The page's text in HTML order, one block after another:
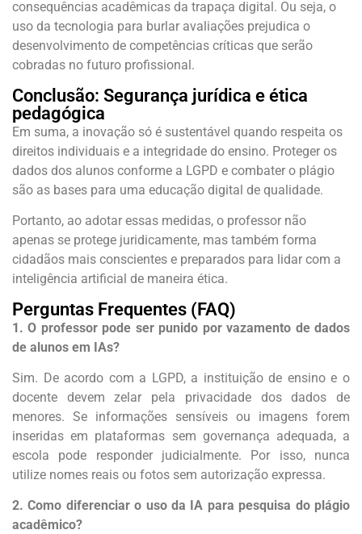
consequências acadêmicas da trapaça digital. Ou seja, o
uso da tecnologia para burlar avaliações prejudica o
desenvolvimento de competências críticas que serão
cobradas no futuro profissional.
Conclusão: Segurança jurídica e ética
pedagógica
Em suma, a inovação só é sustentável quando respeita os
direitos individuais e a integridade do ensino. Proteger os
dados dos alunos conforme a LGPD e combater o plágio
são as bases para uma educação digital de qualidade.
Portanto, ao adotar essas medidas, o professor não
apenas se protege juridicamente, mas também forma
cidadãos mais conscientes e preparados para lidar com a
inteligência artificial de maneira ética.
Perguntas Frequentes (FAQ)
1. O professor pode ser punido por vazamento de dados
de alunos em IAs?
Sim. De acordo com a LGPD, a instituição de ensino e o
docente devem zelar pela privacidade dos dados de
menores. Se informações sensíveis ou imagens forem
inseridas em plataformas sem governança adequada, a
escola pode responder judicialmente. Por isso, nunca
utilize nomes reais ou fotos sem autorização expressa.
2. Como diferenciar o uso da IA para pesquisa do plágio
acadêmico?